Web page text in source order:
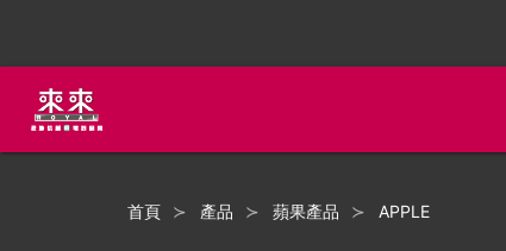
首頁 產品 蘋果產品 APPLE